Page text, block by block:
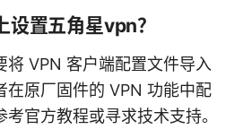
设置五角星vpn？
将 VPN 客户端配置文件导入
在原厂固件的 VPN 功能中配
官方教程或寻求技术支持。